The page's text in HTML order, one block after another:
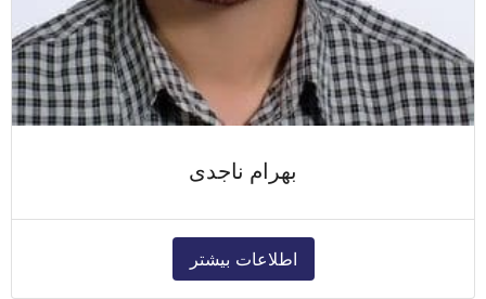
بهرام ناجدی
اطلاعات بیشتر